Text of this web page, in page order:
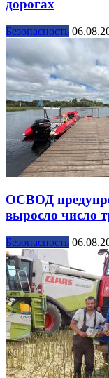
дорогах
Безопасность
ОСВОД
выросло число
Безопасность